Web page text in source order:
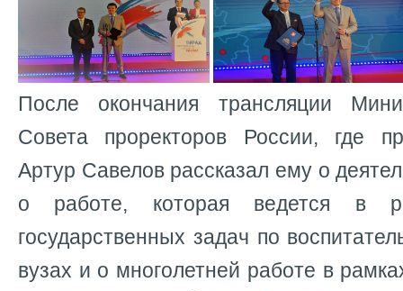
После окончания трансляции
Совета проректоров России, где
Артур Савелов рассказал ему о
о работе, которая ведется в
государственных задач по
вузах и о многолетней работе в